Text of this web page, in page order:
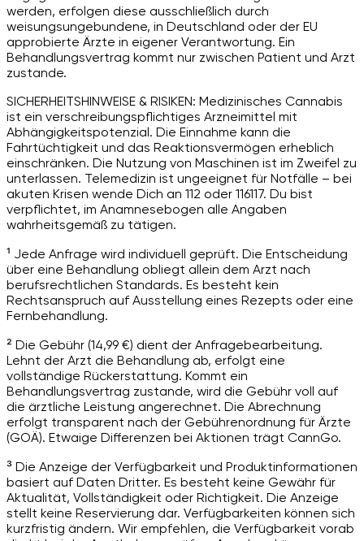
werden, erfolgen diese ausschließlich durch
weisungsungebundene, in Deutschland oder der EU
approbierte Ärzte in eigener Verantwortung. Ein
Behandlungsvertrag kommt nur zwischen Patient und Arzt
zustande.
SICHERHEITSHINWEISE & RISIKEN: Medizinisches Cannabis
ist ein verschreibungspflichtiges Arzneimittel mit
Abhängigkeitspotenzial. Die Einnahme kann die
Fahrtüchtigkeit und das Reaktionsvermögen erheblich
einschränken. Die Nutzung von Maschinen ist im Zweifel zu
unterlassen. Telemedizin ist ungeeignet für Notfälle – bei
akuten Krisen wende Dich an 112 oder 116117. Du bist
verpflichtet, im Anamnesebogen alle Angaben
wahrheitsgemäß zu tätigen.
¹ Jede Anfrage wird individuell geprüft. Die Entscheidung
über eine Behandlung obliegt allein dem Arzt nach
berufsrechtlichen Standards. Es besteht kein
Rechtsanspruch auf Ausstellung eines Rezepts oder eine
Fernbehandlung.
² Die Gebühr (14,99 €) dient der Anfragebearbeitung.
Lehnt der Arzt die Behandlung ab, erfolgt eine
vollständige Rückerstattung. Kommt ein
Behandlungsvertrag zustande, wird die Gebühr voll auf
die ärztliche Leistung angerechnet. Die Abrechnung
erfolgt transparent nach der Gebührenordnung für Ärzte
(GOÄ). Etwaige Differenzen bei Aktionen trägt CannGo.
³ Die Anzeige der Verfügbarkeit und Produktinformationen
basiert auf Daten Dritter. Es besteht keine Gewähr für
Aktualität, Vollständigkeit oder Richtigkeit. Die Anzeige
stellt keine Reservierung dar. Verfügbarkeiten können sich
kurzfristig ändern. Wir empfehlen, die Verfügbarkeit vorab